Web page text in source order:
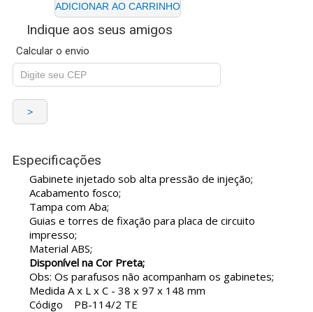
Indique aos seus amigos
Calcular o envio
Especificações
Gabinete injetado sob alta pressão de injeção;
Acabamento fosco;
Tampa com Aba;
Guias e torres de fixação para placa de circuito
impresso;
Material ABS;
Disponível na Cor Preta;
Obs: Os parafusos não acompanham os gabinetes;
Medida A x L x C - 38 x 97 x 148 mm
Código PB-114/2 TE